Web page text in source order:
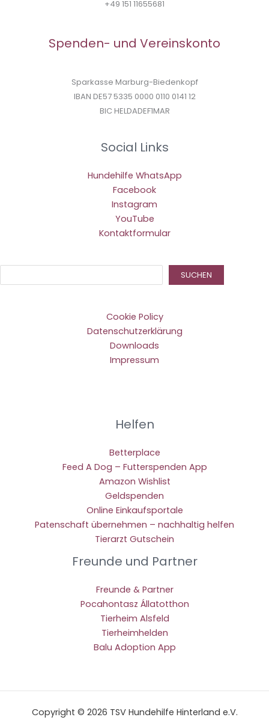
+49 151 11655681
Spenden- und Vereinskonto
Sparkasse Marburg-Biedenkopf
IBAN DE57 5335 0000 0110 0141 12
BIC HELDADEF1MAR
Social Links
Hundehilfe WhatsApp
Facebook
Instagram
YouTube
Kontaktformular
SUCHEN
Cookie Policy
Datenschutzerklärung
Downloads
Impressum
Helfen
Betterplace
Feed A Dog – Futterspenden App
Amazon Wishlist
Geldspenden
Online Einkaufsportale
Patenschaft übernehmen – nachhaltig helfen
Tierarzt Gutschein
Freunde und Partner
Freunde & Partner
Pocahontasz Állatotthon
Tierheim Alsfeld
Tierheimhelden
Balu Adoption App
Copyright © 2026 TSV Hundehilfe Hinterland e.V.